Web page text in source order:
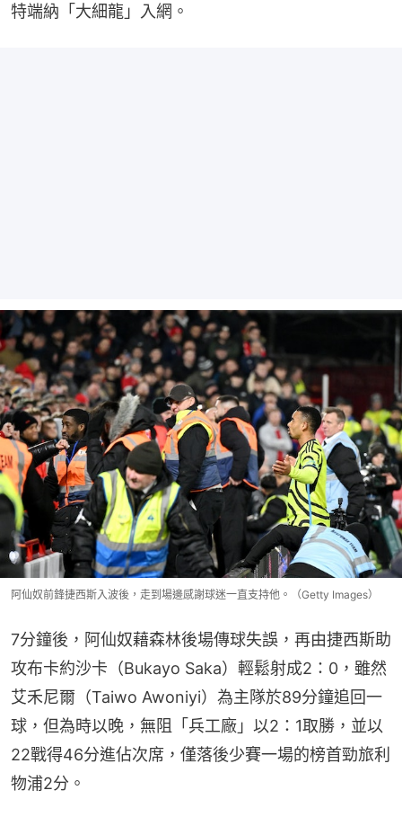
特端納「大細龍」入網。
阿仙奴前鋒捷西斯入波後，走到場邊感謝球迷一直支持他。（Getty Images）
7分鐘後，阿仙奴藉森林後場傳球失誤，再由捷西斯助
攻布卡約沙卡（Bukayo Saka）輕鬆射成2：0，雖然
艾禾尼爾（Taiwo Awoniyi）為主隊於89分鐘追回一
球，但為時以晚，無阻「兵工廠」以2：1取勝，並以
22戰得46分進佔次席，僅落後少賽一場的榜首勁旅利
物浦2分。